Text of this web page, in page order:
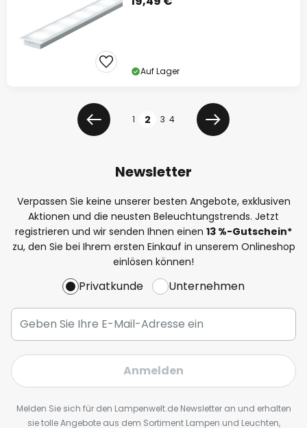
Auf Lager
Zurück
1 2 3 4
Weiter
Newsletter
Verpassen Sie keine unserer besten Angebote, exklusiven
Aktionen und die neusten Beleuchtungstrends. Jetzt
registrieren und wir senden Ihnen einen 13 %-Gutschein*
zu, den Sie bei Ihrem ersten Einkauf in unserem Onlineshop
einlösen können!
Privatkunde Unternehmen
Anmelden
Melden Sie sich für den Lampenwelt.de Newsletter an und erhalten
sie tolle Angebote aus dem Sortiment Lampen und Leuchten,